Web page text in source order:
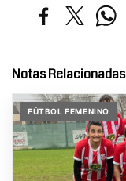
Notas Relacionadas
FÚTBOL FEMENINO